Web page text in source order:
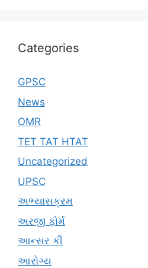
Categories
GPSC
News
OMR
TET TAT HTAT
Uncategorized
UPSC
અભ્યાસક્રમ
અરજી ફોર્મ
આન્સર કી
આરોગ્ય